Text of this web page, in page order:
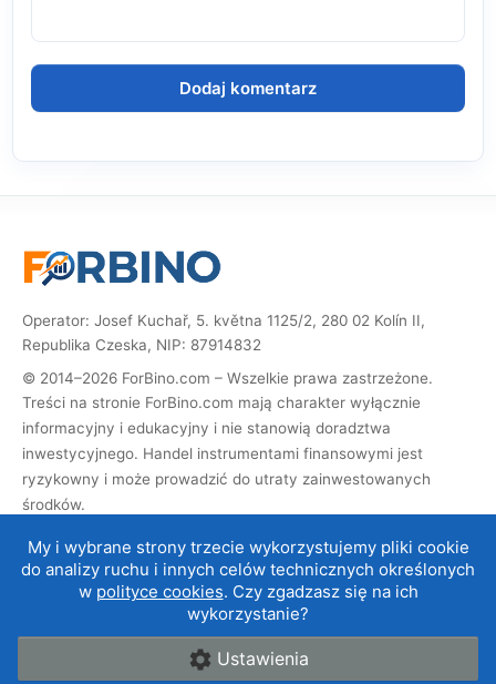
My i wybrane strony trzecie wykorzystujemy pliki cookie
do analizy ruchu i innych celów technicznych określonych
w polityce cookies. Czy zgadzasz się na ich
wykorzystanie?
Ustawienia
Operator: Josef Kuchař, 5. května 1125/2, 280 02 Kolín II,
Republika Czeska, NIP: 87914832
© 2014–2026 ForBino.com – Wszelkie prawa zastrzeżone.
Treści na stronie ForBino.com mają charakter wyłącznie
informacyjny i edukacyjny i nie stanowią doradztwa
inwestycyjnego. Handel instrumentami finansowymi jest
ryzykowny i może prowadzić do utraty zainwestowanych
środków.
rejestracji za ich pośrednictwem, otrzymamy prowizję, dzięki
której możemy prowadzić i rozwijać stronę. Nie ma to wpływu
na cenę usługi dla Ciebie, a współpraca afiliacyjna nie wpływa